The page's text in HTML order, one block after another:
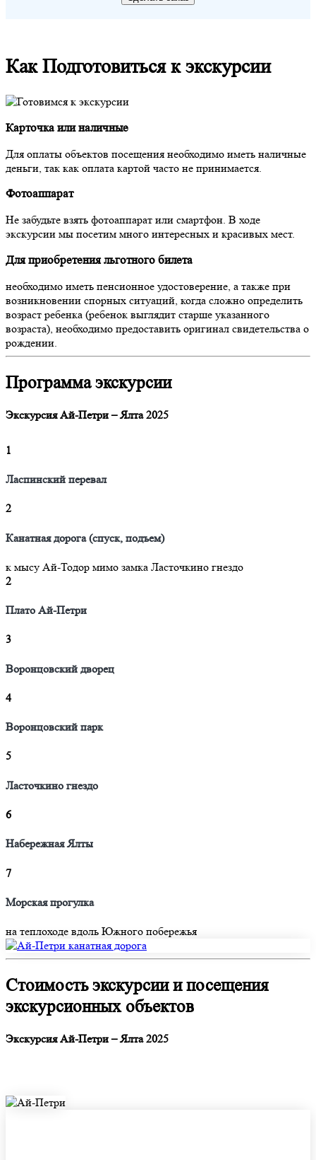
КакПодготовиться к экскурсии
Карточка или наличные
Для оплаты объектов посещения необходимо иметь наличные
деньги, так как оплата картой часто не принимается.
Фотоаппарат
Не забудьте взять фотоаппарат или смартфон. В ходе
экскурсии мы посетим много интересных и красивых мест.
Для приобретения льготного билета
необходимо иметь пенсионное удостоверение, а также при
возникновении спорных ситуаций, когда сложно определить
возраст ребенка (ребенок выглядит старше указанного
возраста), необходимо предоставить оригинал свидетельства о
рождении.
Программа экскурсии
Экскурсия Ай-Петри – Ялта 2025
1
Ласпинский перевал
2
Канатная дорога (спуск, подъем)
к мысу Ай-Тодор мимо замка Ласточкино гнездо
2
Плато Ай-Петри
3
Воронцовский дворец
4
Воронцовский парк
5
Ласточкино гнездо
6
Набережная Ялты
7
Морская прогулка
на теплоходе вдоль Южного побережья
Стоимость экскурсии и посещения
экскурсионных объектов
Экскурсия Ай-Петри – Ялта 2025